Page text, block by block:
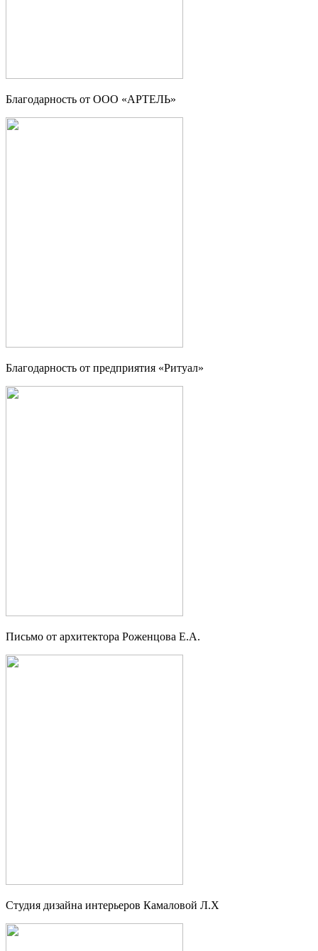
Благодарность от ООО «АРТЕЛЬ»
Благодарность от предприятия «Ритуал»
Письмо от архитектора Роженцова Е.А.
Студия дизайна интерьеров Камаловой Л.Х